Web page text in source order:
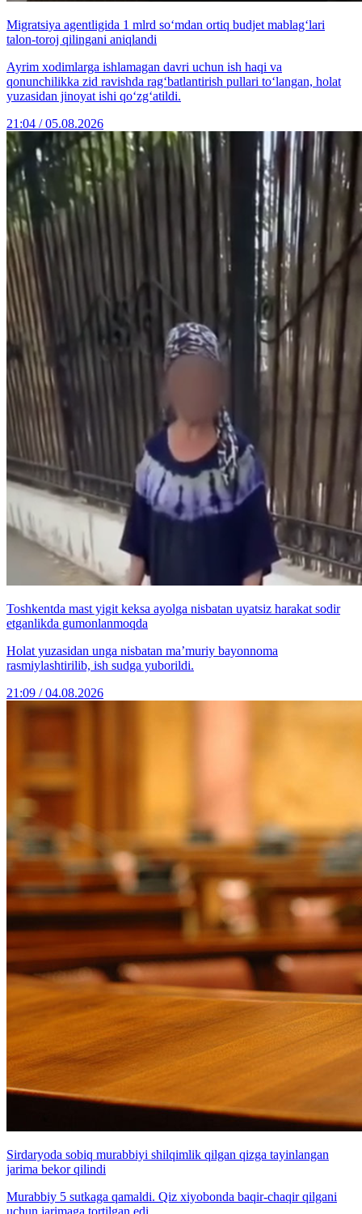
Migratsiya agentligida 1 mlrd so‘mdan ortiq budjet mablag‘lari
talon-toroj qilingani aniqlandi
Ayrim xodimlarga ishlamagan davri uchun ish haqi va
qonunchilikka zid ravishda rag‘batlantirish pullari to‘langan, holat
yuzasidan jinoyat ishi qo‘zg‘atildi.
21:04 / 05.08.2026
Toshkentda mast yigit keksa ayolga nisbatan uyatsiz harakat sodir
etganlikda gumonlanmoqda
Holat yuzasidan unga nisbatan ma’muriy bayonnoma
rasmiylashtirilib, ish sudga yuborildi.
21:09 / 04.08.2026
Sirdaryoda sobiq murabbiyi shilqimlik qilgan qizga tayinlangan
jarima bekor qilindi
Murabbiy 5 sutkaga qamaldi. Qiz xiyobonda baqir-chaqir qilgani